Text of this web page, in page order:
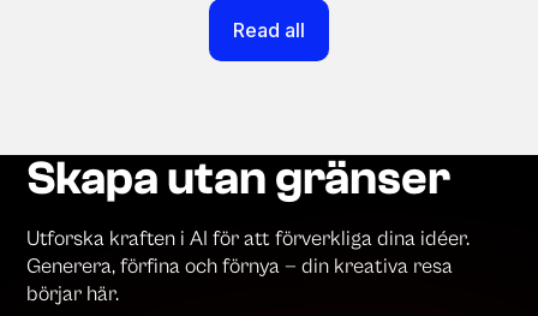
Read all
Skapa utan gränser
Utforska kraften i AI för att förverkliga dina idéer.
Generera, förfina och förnya — din kreativa resa
börjar här.